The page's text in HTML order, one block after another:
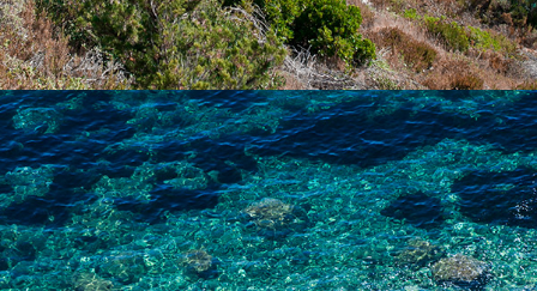
FKK-STRAND
Der FKK-Strand liegt im Tamarisken Schatten. Dieser Strand ist
mit unserem schnellen Taxi-Boot nur wenige Minuten von
Komiža entfernt.
x